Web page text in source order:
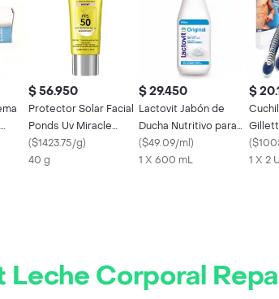
$ 56.950
Protector Solar Facial
Ponds Uv Miracle
Bricht Fps 50 X
($1423.75/g)
40 g
$ 29.450
Lactovit Jabón de
Ducha Nutritivo para
Piel Normal o Seca
($49.09/ml)
1 X 600 mL
$
(
1 X 2
Leche Corporal